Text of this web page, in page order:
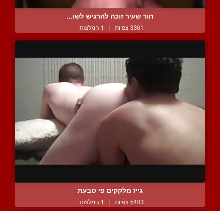
חור שעיר זוכה להרגיש לשו...
3361 צפיות | 1 המלצות
גייז מלקקים פי טבעת
5403 צפיות | 1 המלצות